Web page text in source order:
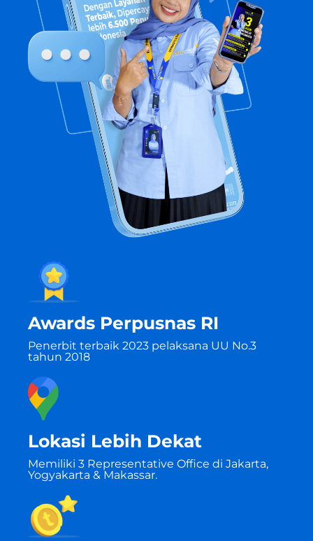
Awards Perpusnas RI
Penerbit terbaik 2023 pelaksana UU No.3
tahun 2018
Lokasi Lebih Dekat
Memiliki 3 Representative Office di Jakarta,
Yogyakarta & Makassar.